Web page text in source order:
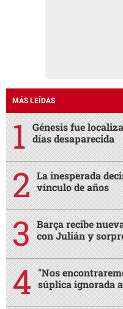
MÁS LEÍDAS
Génesis fue
días desaparecida
La inesperada
vínculo de años
Barça recibe
con Julián y
"Nos
súplica ignorada